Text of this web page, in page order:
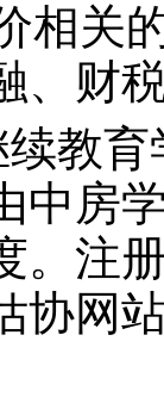
相关
、财
续教育
中房
。注
协网